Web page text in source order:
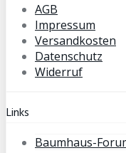
AGB
Impressum
Versandkosten
Datenschutz
Widerruf
Links
Baumhaus-